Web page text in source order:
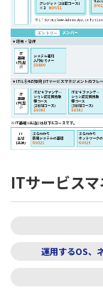
ITサービス
運用するOS、